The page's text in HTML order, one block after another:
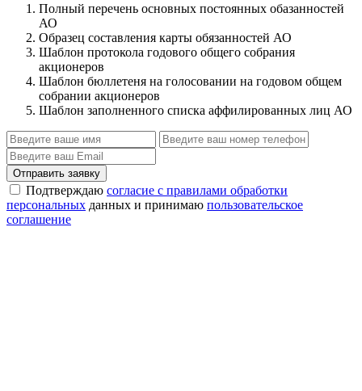
Полный перечень основных постоянных обазанностей
АО
Образец составления карты обязанностей АО
Шаблон протокола годового общего собрания
акционеров
Шаблон бюллетеня на голосовании на годовом общем
собрании акционеров
Шаблон заполненного списка аффилированных лиц АО
Отправить заявку
Подтверждаю согласие с правилами обработки
персональных данных и принимаю пользовательское
соглашение